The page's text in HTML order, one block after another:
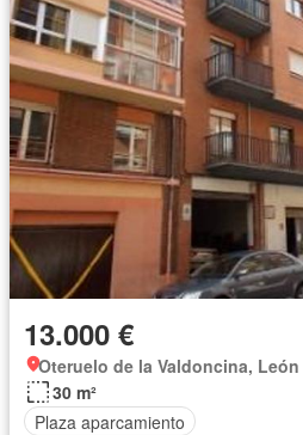
13.000 €
Oteruelo de la Valdoncina, León
30 m²
Plaza aparcamiento